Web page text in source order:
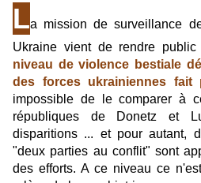
La mission de surveillance
Ukraine vient de rendre
niveau de violence bestiale
des forces ukrainiennes fait
impossible de le comparer à
républiques de Donetz et
disparitions ... et pour autant,
"deux parties au conflit" sont
des efforts. A ce niveau ce